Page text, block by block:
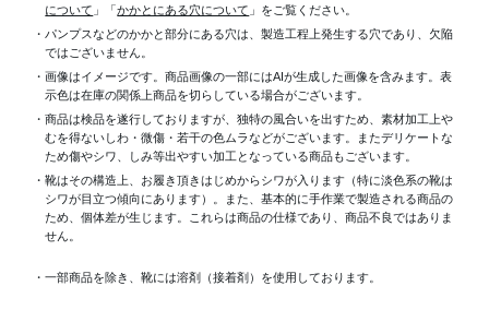
について 」「かかとにある穴について 」をご覧ください。
・パンプスなどのかかと部分にある穴は、製造工程上発生する穴であり、欠陥
ではございません。
・画像はイメージです。商品画像の一部にはAIが生成した画像を含みます。表
示色は在庫の関係上商品を切らしている場合がございます。
・商品は検品を遂行しておりますが、独特の風合いを出すため、素材加工上
むを得ないしわ・微傷・若干の色ムラなどがございます。またデリケートな
ため傷やシワ、しみ等出やすい加工となっている商品もございます。
・靴はその構造上、お履き頂きはじめからシワが入ります（特に淡色系の靴は
シワが目立つ傾向にあります）。また、基本的に手作業で製造される商品の
ため、個体差が生じます。これらは商品の仕様であり、商品不良ではありま
せん。
・一部商品を除き、靴には溶剤（接着剤）を使用しております。